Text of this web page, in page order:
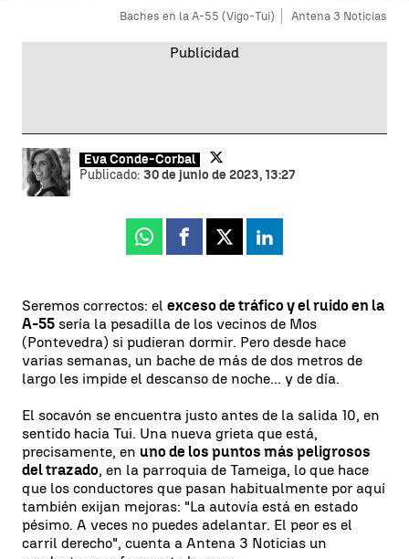
Baches en la A-55 (Vigo-Tui) Antena 3 Noticias
Eva Conde-Corbal
Publicado: 30 de junio de 2023, 13:27
Whatsapp
Facebook
X Linkedin
Seremos correctos: el exceso de tráfico y el ruido en la
A-55 sería la pesadilla de los vecinos de Mos
(Pontevedra) si pudieran dormir. Pero desde hace
varias semanas, un bache de más de dos metros de
largo les impide el descanso de noche... y de día.
El socavón se encuentra justo antes de la salida 10, en
sentido hacia Tui. Una nueva grieta que está,
precisamente, en uno de los puntos más peligrosos
del trazado, en la parroquia de Tameiga, lo que hace
que los conductores que pasan habitualmente por aquí
también exijan mejoras: "La autovía está en estado
pésimo. A veces no puedes adelantar. El peor es el
carril derecho", cuenta a Antena 3 Noticias un